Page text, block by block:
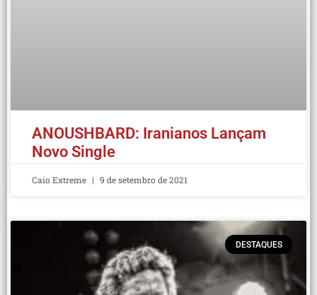
ANOUSHBARD: Iranianos Lançam
Novo Single
Caio Extreme 9 de setembro de 2021
DESTAQUES